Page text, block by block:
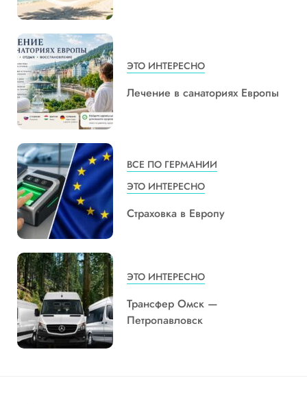
ЭТО ИНТЕРЕСНО
Лечение в санаториях Европы
ВСЕ ПО ГЕРМАНИИ
ЭТО ИНТЕРЕСНО
Страховка в Европу
ЭТО ИНТЕРЕСНО
Трансфер Омск —
Петропавловск